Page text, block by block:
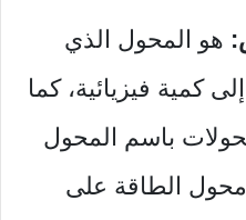
هو المحول الذي
كمية فيزيائية، كما
باسم المحول
الطاقة على